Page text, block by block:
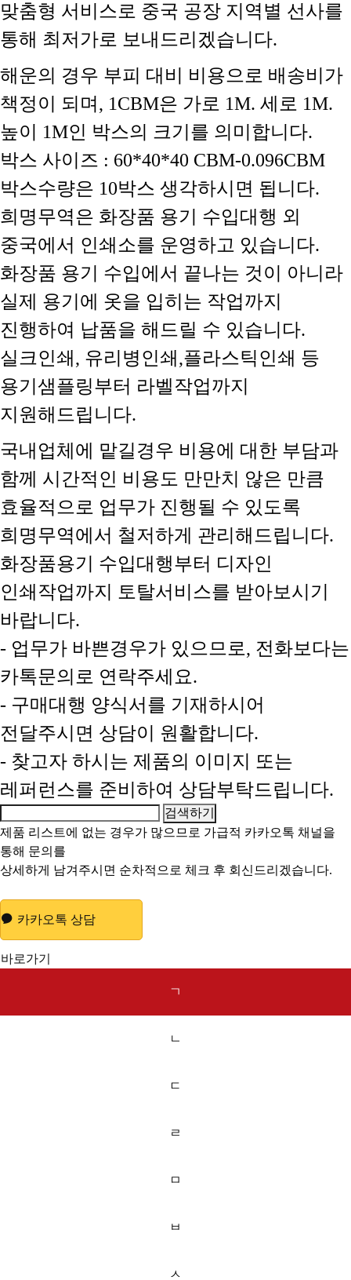
맞춤형 서비스로 중국 공장 지역별 선사를
통해 최저가로 보내드리겠습니다.
해운의 경우 부피 대비 비용으로 배송비가
책정이 되며, 1CBM은 가로 1M. 세로 1M.
높이 1M인 박스의 크기를 의미합니다.
박스 사이즈 : 60*40*40 CBM-0.096CBM
박스수량은 10박스 생각하시면 됩니다.
희명무역은 화장품 용기 수입대행 외
중국에서 인쇄소를 운영하고 있습니다.
화장품 용기 수입에서 끝나는 것이 아니라
실제 용기에 옷을 입히는 작업까지
진행하여 납품을 해드릴 수 있습니다.
실크인쇄, 유리병인쇄,플라스틱인쇄 등
용기샘플링부터 라벨작업까지
지원해드립니다.
국내업체에 맡길경우 비용에 대한 부담과
함께 시간적인 비용도 만만치 않은 만큼
효율적으로 업무가 진행될 수 있도록
희명무역에서 철저하게 관리해드립니다.
화장품용기 수입대행부터 디자인
인쇄작업까지 토탈서비스를 받아보시기
바랍니다.
- 업무가 바쁜경우가 있으므로, 전화보다는
카톡문의로 연락주세요.
- 구매대행 양식서를 기재하시어
전달주시면 상담이 원활합니다.
- 찾고자 하시는 제품의 이미지 또는
레퍼런스를 준비하여 상담부탁드립니다.
제품 리스트에 없는 경우가 많으므로 가급적 카카오톡 채널을
통해 문의를
상세하게 남겨주시면 순차적으로 체크 후 회신드리겠습니다.
카카오톡 상담
바로가기
ㄱ
ㄴ
ㄷ
ㄹ
ㅁ
ㅂ
ㅅ